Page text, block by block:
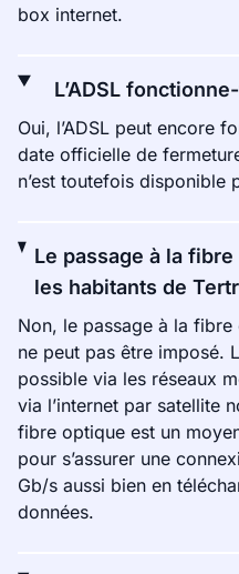
box internet.
L’ADSL
Oui, l’ADSL peut encore
date officielle de
n’est toutefois disponible
Le passage à la
les habitants de
Non, le passage à la
ne peut pas être imposé.
possible via les réseaux
via l’internet par satellite
fibre optique est un
pour s’assurer une
Gb/s aussi bien en
données.